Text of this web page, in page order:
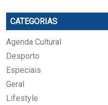
CATEGORIAS
Agenda Cultural
Desporto
Especiais
Geral
Lifestyle